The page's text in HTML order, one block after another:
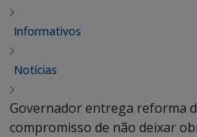
Informativos
Notícias
Governador entrega reforma
compromisso de não deixar